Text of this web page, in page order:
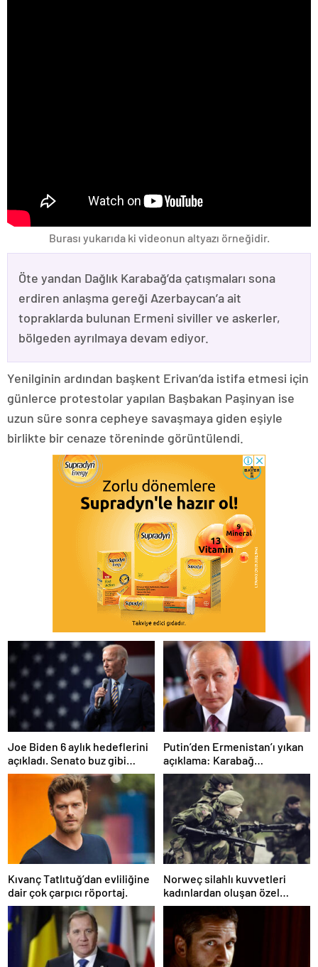
Burası yukarıda ki videonun altyazı örneğidir.
Öte yandan Dağlık Karabağ’da çatışmaları sona
erdiren anlaşma gereği Azerbaycan’a ait
topraklarda bulunan Ermeni siviller ve askerler,
bölgeden ayrılmaya devam ediyor.
Yenilginin ardından başkent Erivan’da istifa etmesi için
günlerce protestolar yapılan Başbakan Paşinyan ise
uzun süre sonra cepheye savaşmaya giden eşiyle
birlikte bir cenaze töreninde görüntülendi.
Joe Biden 6 aylık hedeflerini
açıkladı. Senato buz gibi…
Putin’den Ermenistan’ı yıkan
açıklama: Karabağ
Azerbaycan’ın ayrılmaz bir
parçasıdır!
Kıvanç Tatlıtuğ’dan evliliğine
dair çok çarpıcı röportaj.
Norweç silahlı kuvvetleri
kadınlardan oluşan özel
kuvvetler eğitimlerini
başlattı.